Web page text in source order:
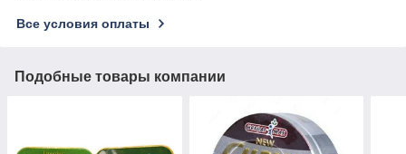
Все условия оплаты
Подобные товары компании